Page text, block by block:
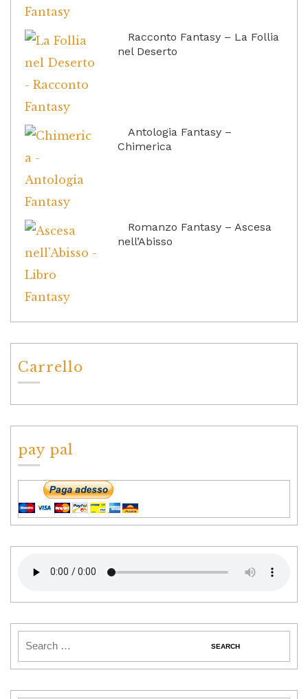
Racconto Fantasy – La Follia
nel Deserto
Antologia Fantasy –
Chimerica
Romanzo Fantasy – Ascesa
nell’Abisso
Carrello
pay pal